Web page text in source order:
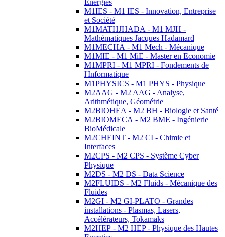
Energies
M1IES - M1 IES - Innovation, Entreprise
et Société
M1MATHJHADA - M1 MJH -
Mathématiques Jacques Hadamard
M1MECHA - M1 Mech - Mécanique
M1MIE - M1 MiE - Master en Economie
M1MPRI - M1 MPRI - Fondements de
l'Informatique
M1PHYSICS - M1 PHYS - Physique
M2AAG - M2 AAG - Analyse,
Arithmétique, Géométrie
M2BIOHEA - M2 BH - Biologie et Santé
M2BIOMECA - M2 BME - Ingénierie
BioMédicale
M2CHEINT - M2 CI - Chimie et
Interfaces
M2CPS - M2 CPS - Système Cyber
Physique
M2DS - M2 DS - Data Science
M2FLUIDS - M2 Fluids - Mécanique des
Fluides
M2GI - M2 GI-PLATO - Grandes
installations - Plasmas, Lasers,
Accélérateurs, Tokamaks
M2HEP - M2 HEP - Physique des Hautes